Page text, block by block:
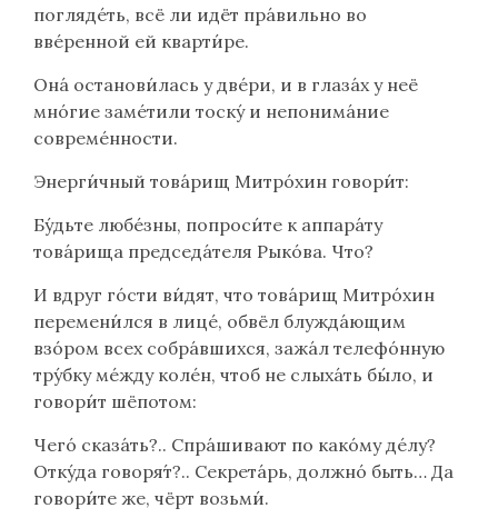
погляде́ть, всё ли идёт пра́вильно во
вве́ренной ей кварти́ре.
Она́ останови́лась у две́ри, и в глаза́х у неё
мно́гие заме́тили тоску́ и непонима́ние
совреме́нности.
Энерги́чный това́рищ Митро́хин говори́т:
Бу́дьте любе́зны, попроси́те к аппара́ту
това́рища председа́теля Рыко́ва. Что?
И вдруг го́сти ви́дят, что това́рищ Митро́хин
перемени́лся в лице́, обвёл блужда́ющим
взо́ром всех собра́вшихся, зажа́л телефо́нную
тру́бку ме́жду коле́н, чтоб не слыха́ть бы́ло, и
говори́т шёпотом:
Чего́ сказа́ть?.. Спра́шивают по како́му де́лу?
Отку́да говоря́т?.. Секрета́рь, должно́ быть… Да
говори́те же, чёрт возьми́.